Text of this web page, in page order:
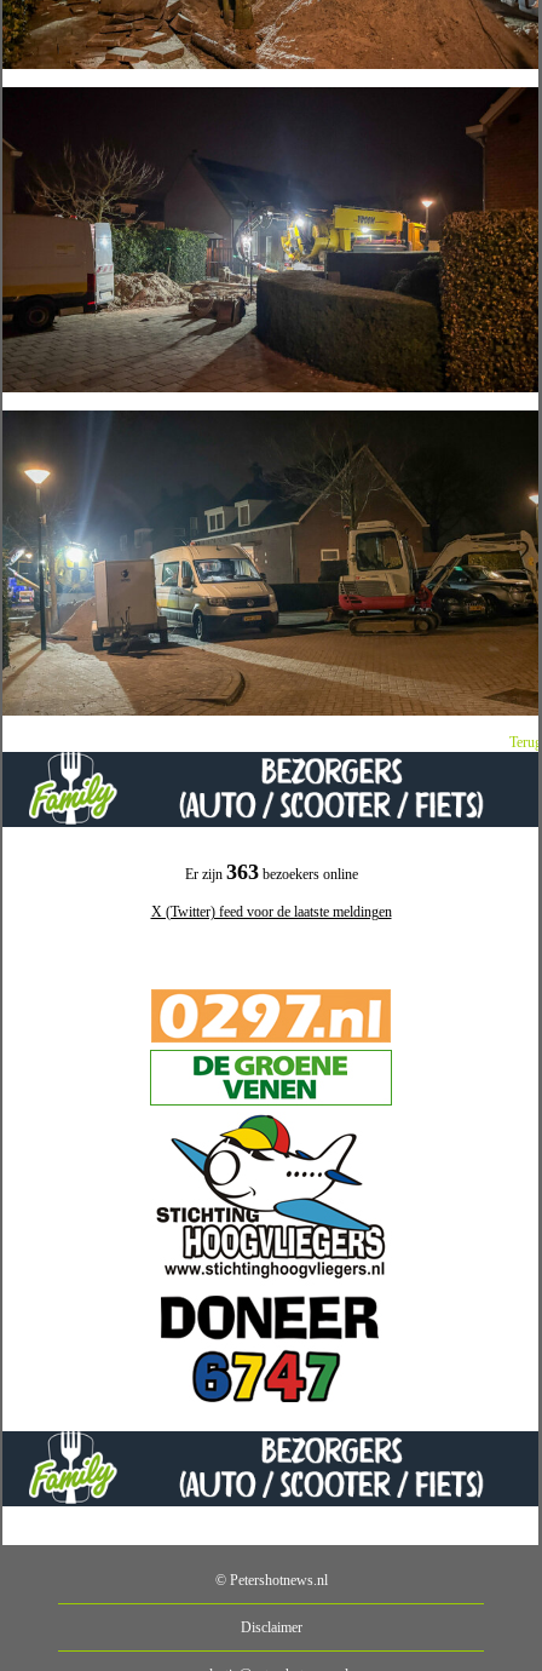
Er zijn 363bezoekers online
X (Twitter) feed voor de laatste meldingen
Terug
© Petershotnews.nl
Disclaimer